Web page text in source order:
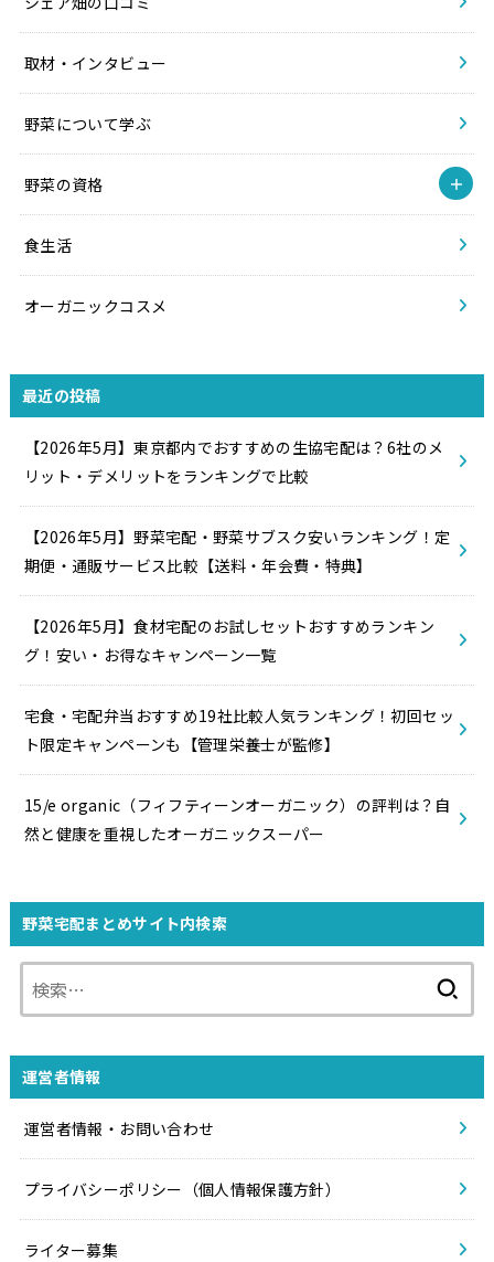
取材・インタビュー
野菜について学ぶ
野菜の資格
食生活
オーガニックコスメ
最近の投稿
【2026年5月】東京都内でおすすめの生協宅配は？6社のメ
リット・デメリットをランキングで比較
【2026年5月】野菜宅配・野菜サブスク安いランキング！定
期便・通販サービス比較【送料・年会費・特典】
【2026年5月】食材宅配のお試しセットおすすめランキン
グ！安い・お得なキャンペーン一覧
宅食・宅配弁当おすすめ19社比較人気ランキング！初回セッ
ト限定キャンペーンも【管理栄養士が監修】
15/e organic（フィフティーンオーガニック）の評判は？自
然と健康を重視したオーガニックスーパー
野菜宅配まとめサイト内検索
運営者情報
運営者情報・お問い合わせ
プライバシーポリシー（個人情報保護方針）
ライター募集